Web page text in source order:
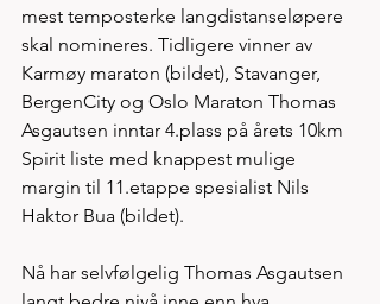
mest temposterke langdistanseløpere
skal nomineres. Tidligere vinner av
Karmøy maraton (bildet), Stavanger,
BergenCity og Oslo Maraton Thomas
Asgautsen inntar 4.plass på årets 10km
Spirit liste med knappest mulige
margin til 11.etappe spesialist Nils
Haktor Bua (bildet).
Nå har selvfølgelig Thomas Asgautsen